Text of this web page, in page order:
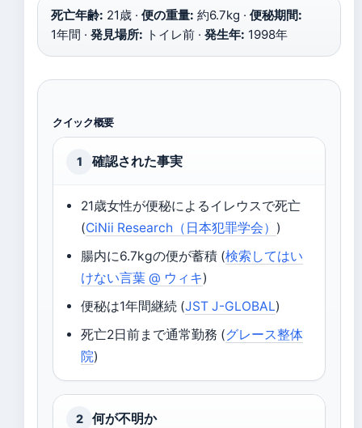
死亡年齢: 21歳 · 便の重量: 約6.7kg · 便秘期間:
1年間 · 発見場所: トイレ前 · 発生年: 1998年
クイック概要
1 確認された事実
21歳女性が便秘によるイレウスで死亡
(CiNii Research（日本犯罪学会） )
腸内に6.7kgの便が蓄積 (検索してはい
けない言葉 @ ウィキ)
便秘は1年間継続 (JST J-GLOBAL)
死亡2日前まで通常勤務 (グレース整体
院)
2 何が不明か